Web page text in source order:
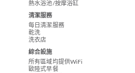
熱水浴池/按摩浴缸
清潔服務
每日清潔服務
乾洗
洗衣店
綜合設施
所有區域均提供WiFi
歐陸式早餐